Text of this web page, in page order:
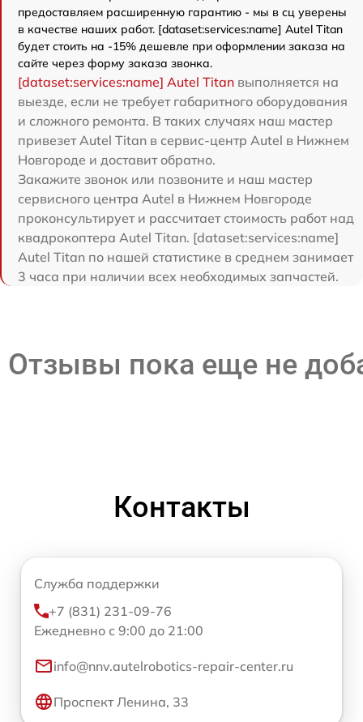
предоставляем расширенную гарантию - мы в сц уверены
в качестве наших работ. [dataset:services:name] Autel Titan
будет стоить на -15% дешевле при оформлении заказа на
сайте через форму заказа звонка.
[dataset:services:name] Autel Titan выполняется на
выезде, если не требует габаритного оборудования
и сложного ремонта. В таких случаях наш мастер
привезет Autel Titan в сервис-центр Autel в Нижнем
Новгороде и доставит обратно.
Закажите звонок или позвоните и наш мастер
сервисного центра Autel в Нижнем Новгороде
проконсультирует и рассчитает стоимость работ над
квадрокоптера Autel Titan. [dataset:services:name]
Autel Titan по нашей статистике в среднем занимает
3 часа при наличии всех необходимых запчастей.
Отзывы пока еще не
Контакты
Служба поддержки
+7 (831) 231-09-76
Ежедневно с 9:00 до 21:00
info@nnv.autelrobotics-repair-center.ru
Проспект Ленина, 33